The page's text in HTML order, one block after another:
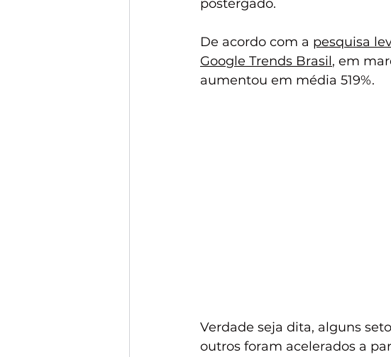
postergado.
De acordo com a pesquisa
Google Trends Brasil, em
aumentou em média 519%.
Verdade seja dita, alguns
outros foram acelerados a